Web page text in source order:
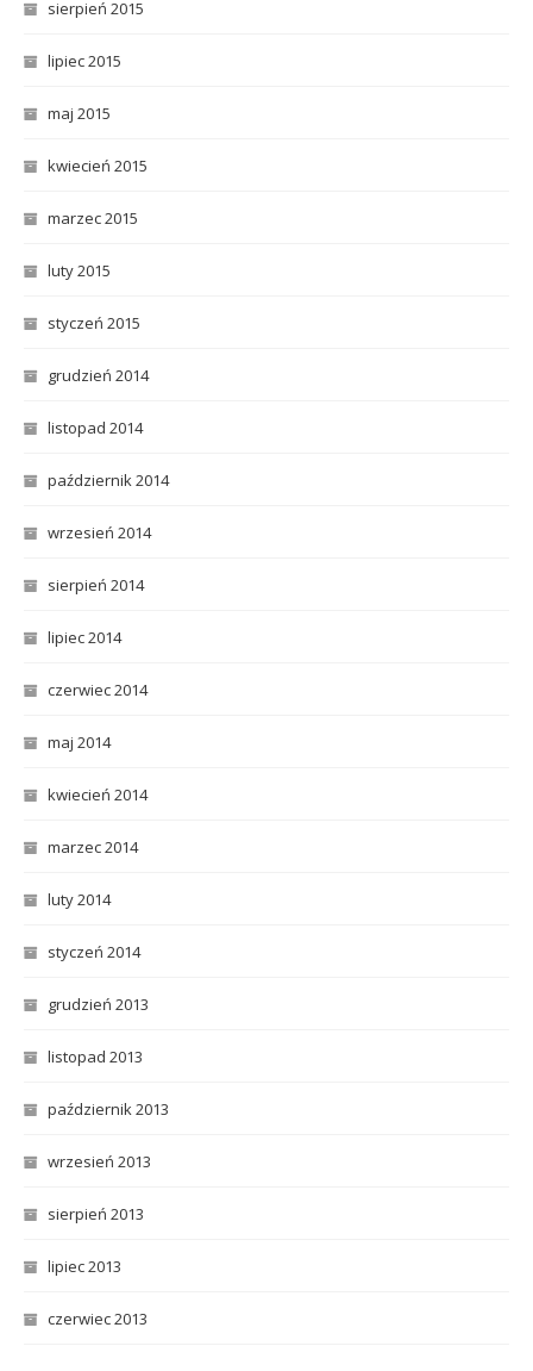
sierpień 2015
lipiec 2015
maj 2015
kwiecień 2015
marzec 2015
luty 2015
styczeń 2015
grudzień 2014
listopad 2014
październik 2014
wrzesień 2014
sierpień 2014
lipiec 2014
czerwiec 2014
maj 2014
kwiecień 2014
marzec 2014
luty 2014
styczeń 2014
grudzień 2013
listopad 2013
październik 2013
wrzesień 2013
sierpień 2013
lipiec 2013
czerwiec 2013